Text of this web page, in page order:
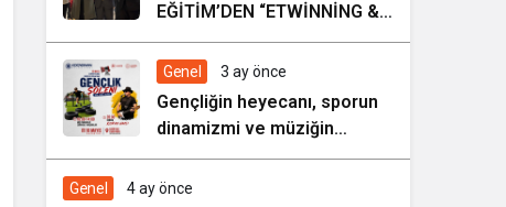
EĞİTİM’DEN “ETWİNNİNG &
HAREZMİ PROJE ŞENLİĞİ”
Genel 3 ay önce
Gençliğin heyecanı, sporun
dinamizmi ve müziğin
coşkusu Kocasinan’da bir
araya geliyor!
Genel 4 ay önce